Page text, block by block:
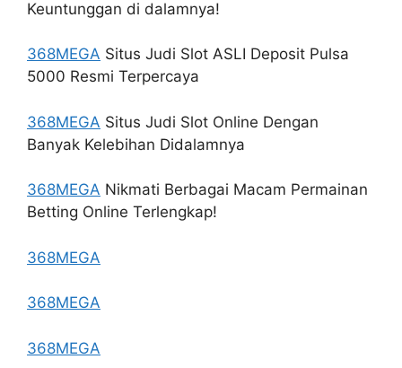
Keuntunggan di dalamnya!
368MEGA Situs Judi Slot ASLI Deposit Pulsa
5000 Resmi Terpercaya
368MEGA Situs Judi Slot Online Dengan
Banyak Kelebihan Didalamnya
368MEGA Nikmati Berbagai Macam Permainan
Betting Online Terlengkap!
368MEGA
368MEGA
368MEGA